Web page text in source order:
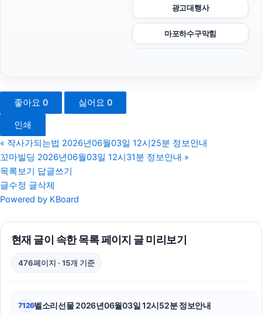
광고대행사
마포하수구막힘
폰테크
하수구막힘
좋아요 0 싫어요 0
인쇄
« 작사가되는법 2026년06월03일 12시25분 정보안내
꼬마빌딩 2026년06월03일 12시31분 정보안내 »
목록보기 답글쓰기
글수정 글삭제
Powered by KBoard
현재 글이 속한 목록 페이지 글 미리보기
476페이지 · 15개 기준
7126벨소리선물 2026년06월03일 12시52분 정보안내